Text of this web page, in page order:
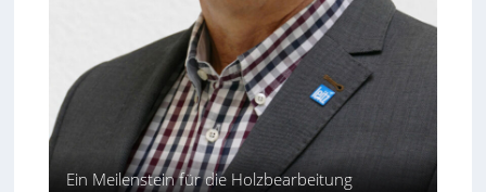
Ein Meilenstein für die Holzbearbeitung